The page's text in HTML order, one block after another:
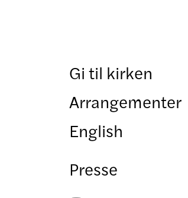
Gi til kirken
Arrangementer
English
Presse